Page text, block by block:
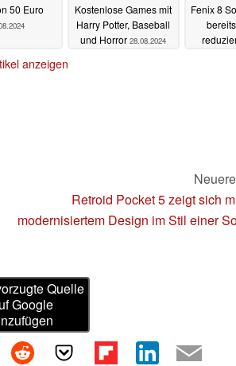
50 Euro
Kostenlose Games mit
Harry Potter, Baseball
und Horror 28.08.2024
Fenix 8
anzeigen
Retroid Pocket 5 zeigt sich
modernisiertem Design im Stil einer
Quelle
Google